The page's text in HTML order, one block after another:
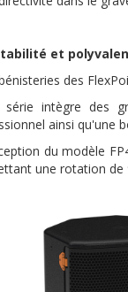
et
des
série intègre des
ainsi qu'une
du modèle
une rotation de